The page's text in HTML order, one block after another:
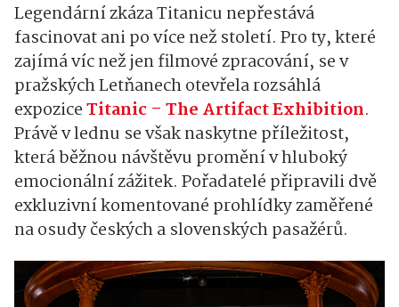
Legendární zkáza Titanicu nepřestává
fascinovat ani po více než století. Pro ty, které
zajímá víc než jen filmové zpracování, se v
pražských Letňanech otevřela rozsáhlá
expoziceTitanic – The Artifact Exhibition.
Právě v lednu se však naskytne příležitost,
která běžnou návštěvu promění v hluboký
emocionální zážitek. Pořadatelé připravili dvě
exkluzivní komentované prohlídky zaměřené
na osudy českých a slovenských pasažérů.